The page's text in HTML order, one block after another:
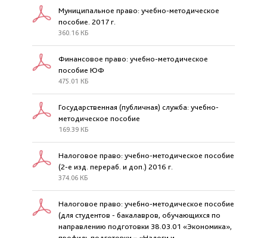
Муниципальное право: учебно-методическое
пособие. 2017 г.
360.16 КБ
Финансовое право: учебно-методическое
пособие ЮФ
475.01 КБ
Государственная (публичная) служба: учебно-
методическое пособие
169.39 КБ
Налоговое право: учебно-методическое пособие
(2-е изд. перераб. и доп.) 2016 г.
374.06 КБ
Налоговое право: учебно-методическое пособие
(для студентов - бакалавров, обучающихся по
направлению подготовки 38.03.01 «Экономика»,